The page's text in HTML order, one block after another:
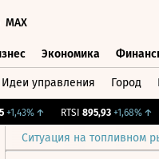
MAX
Экономика
Идеи управления Город
+1,43%↑ RTSI 895,93 +1,68%↑
Ситуация на топливном